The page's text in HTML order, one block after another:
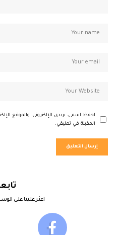
احفظ اسمي، بريدي الإلكتروني، والموقع
المقبلة في تعليقي.
اعثر علينا على